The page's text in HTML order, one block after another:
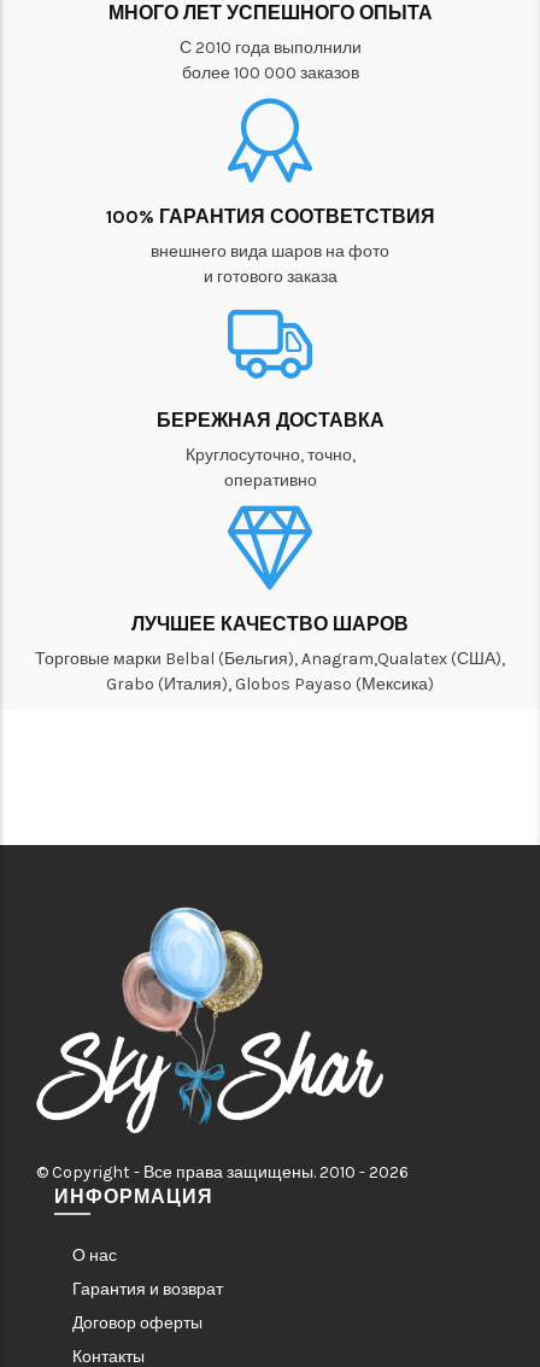
МНОГО ЛЕТ УСПЕШНОГО ОПЫТА
С 2010 года выполнили
более 100 000 заказов
100% ГАРАНТИЯ СООТВЕТСТВИЯ
внешнего вида шаров на фото
и готового заказа
БЕРЕЖНАЯ ДОСТАВКА
Круглосуточно, точно,
оперативно
ЛУЧШЕЕ КАЧЕСТВО ШАРОВ
Торговые марки Belbal (Бельгия), Anagram,Qualatex (США),
Grabo (Италия), Globos Payaso (Мексика)
© Copyright - Все права защищены. 2010 - 2026
ИНФОРМАЦИЯ
О нас
Гарантия и возврат
Договор оферты
Контакты